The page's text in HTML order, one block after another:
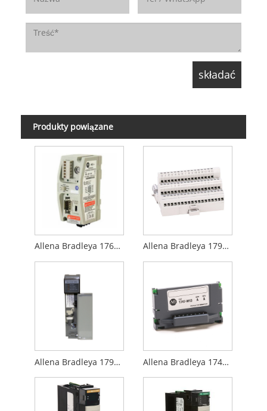
Produkty powiązane
Allena Bradleya 1761-NET-AIC Allena Bradleya 1794-TB3
Allena Bradleya 1794-IT9 Allena Bradleya 1747-M13